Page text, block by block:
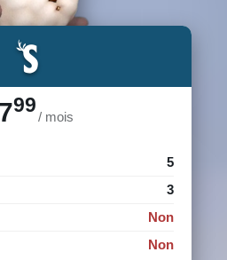
S
99
/ mois
5
3
Non
Non